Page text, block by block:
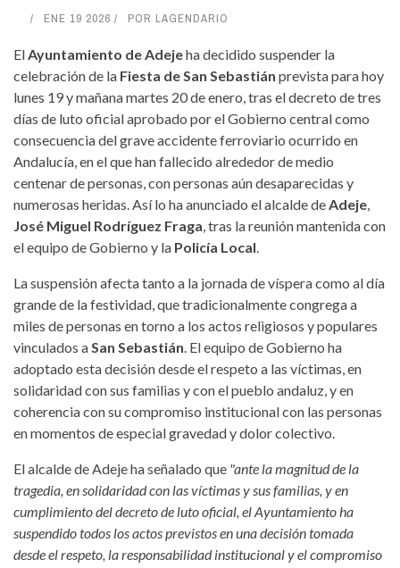
ENE 19 2026 POR LAGENDARIO
El Ayuntamiento de Adejeha decidido suspender la
celebración de la Fiesta de San Sebastián prevista para hoy
lunes 19 y mañana martes 20 de enero, tras el decreto de tres
días de luto oficial aprobado por el Gobierno central como
consecuencia del grave accidente ferroviario ocurrido en
Andalucía, en el que han fallecido alrededor de medio
centenar de personas, con personas aún desaparecidas y
numerosas heridas. Así lo ha anunciado el alcalde de Adeje
José Miguel Rodríguez Fraga , tras la reunión mantenida con
el equipo de Gobierno y la Policía Local
La suspensión afecta tanto a la jornada de víspera como al día
grande de la festividad, que tradicionalmente congrega a
miles de personas en torno a los actos religiosos y populares
vinculados a San Sebastián . El equipo de Gobierno ha
adoptado esta decisión desde el respeto a las víctimas, en
solidaridad con sus familias y con el pueblo andaluz, y en
coherencia con su compromiso institucional con las personas
en momentos de especial gravedad y dolor colectivo.
El alcalde de Adeje ha señalado que "ante la magnitud de la
tragedia, en solidaridad con las víctimas y sus familias, y en
cumplimiento del decreto de luto oficial, el Ayuntamiento ha
suspendido todos los actos previstos en una decisión tomada
desde el respeto, la responsabilidad institucional y el compromiso